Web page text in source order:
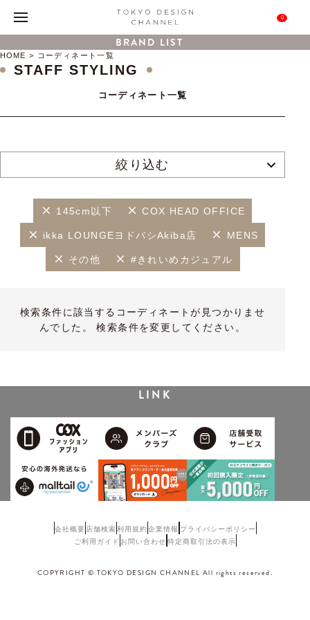
0
BRAND LIST
HOME コーディネート一覧
STAFF STYLING
コーディネート一覧
絞り込む
145cm以下 COX HEAD OFFICE
ikka LOUNGEヨドバシAkiba店 MENS
その他 #きれいめカジュアル
検索条件に該当するコーディネートが見つかりませ
んでした。 検索条件を変更してください。
LINK
会社概要 店舗検索利用規約企業情報 プライバシーポリシー
ご利用ガイド お問い合わせ 特定商取引法の表示
COPYRIGHT © TOKYO DESIGN CHANNEL All rights reserved.